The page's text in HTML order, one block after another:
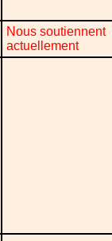
Nous soutiennent
actuellement